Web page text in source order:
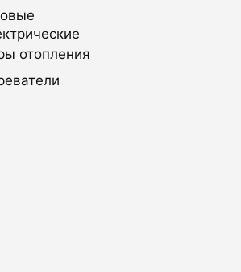
отопления